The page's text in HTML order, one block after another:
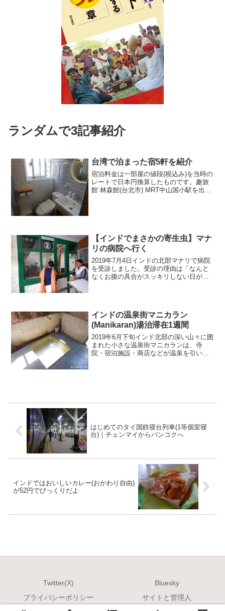
ランダムで3記事紹介
台湾で泊まった宿5軒を紹介
宿泊料金は一部屋の値段(税込み)を当時の
レートで日本円換算したものです。趣旅
館 林森館(台北市) MRT中山国小駅を出て
【インドでまさかの寄生虫】マナ
リの病院へ行く
2019年7月4日インドの北部マナリで病院
を受診しました。受診の理由は「なんと
なくお腹の具合がスッキリしない日が続
インドの温泉街マニカラン
(Manikaran)湯治滞在1週間
2019年6月下旬インド北部の深い山々に囲
まれた小さな温泉街マニカランは、寺
院・宿泊施設・商店などが温泉を引いた
はじめてのタイ国鉄寝台列車(1等個室寝
台)｜チェンマイからバンコクへ
インドではおいしいカレー(おかわり自由)
が52円でびっくりだよ
Twitter(X)
Bluesky
プライバシーポリシー
サイトと管理人